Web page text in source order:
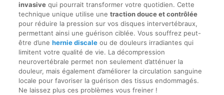
invasivequi pourrait transformer votre quotidien. Cette
technique unique utilise une traction douce et contrôlée
pour réduire la pression sur vos disques intervertébraux,
permettant ainsi une guérison ciblée. Vous souffrez peut-
être d’une hernie discaleou de douleurs irradiantes qui
limitent votre qualité de vie. La décompression
neurovertébrale permet non seulement d’atténuer la
douleur, mais également d’améliorer la circulation sanguine
locale pour favoriser la guérison des tissus endommagés.
Ne laissez plus ces problèmes vous freiner !